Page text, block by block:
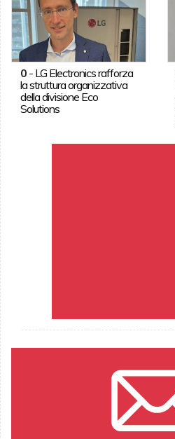
0- LG Electronics rafforza
la struttura organizzativa
della divisione Eco
Solutions